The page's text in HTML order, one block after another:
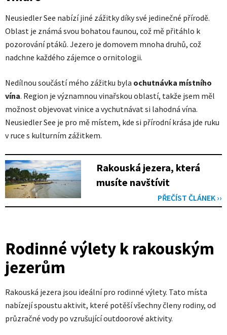
Neusiedler See nabízí jiné zážitky díky své jedinečné přírodě.
Oblast je známá svou bohatou faunou, což mě přitáhlo k
pozorování ptáků. Jezero je domovem mnoha druhů, což
nadchne každého zájemce o ornitologii.
Nedílnou součástí mého zážitku byla ochutnávka místního
vína. Region je významnou vinařskou oblastí, takže jsem měl
možnost objevovat vinice a vychutnávat si lahodná vína.
Neusiedler See je pro mě místem, kde si přírodní krása jde ruku
v ruce s kulturním zážitkem.
Rakouská jezera, která
musíte navštívit
PŘEČÍST ČLÁNEK ››
Rodinné výlety k rakouským
jezerům
Rakouská jezera jsou ideální pro rodinné výlety. Tato místa
nabízejí spoustu aktivit, které potěší všechny členy rodiny, od
průzračné vody po vzrušující outdoorové aktivity.